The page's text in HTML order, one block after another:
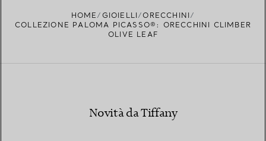
HOME GIOIELLI
ORECCHINI
COLLEZIONE PALOMA PICASSO®: ORECCHINI CLIMBER
OLIVE LEAF
Novità da Tiffany